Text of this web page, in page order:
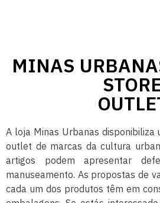
MINAS
A loja Minas Urbanas disponibiliza
outlet de marcas da cultura
artigos podem apresentar
manuseamento. As propostas de
cada um dos produtos têm em